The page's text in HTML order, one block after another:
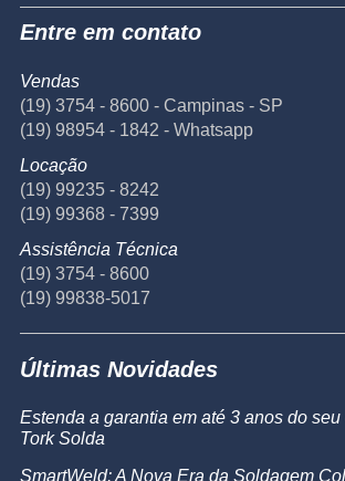
Entre em contato
Vendas
(19) 3754 - 8600 - Campinas - SP
(19) 98954 - 1842 - Whatsapp
Locação
(19) 99235 - 8242
(19) 99368 - 7399
Assistência Técnica
(19) 3754 - 8600
(19) 99838-5017
Últimas Novidades
Estenda a garantia em até 3 anos do
Tork Solda
SmartWeld: A Nova Era da Soldagem